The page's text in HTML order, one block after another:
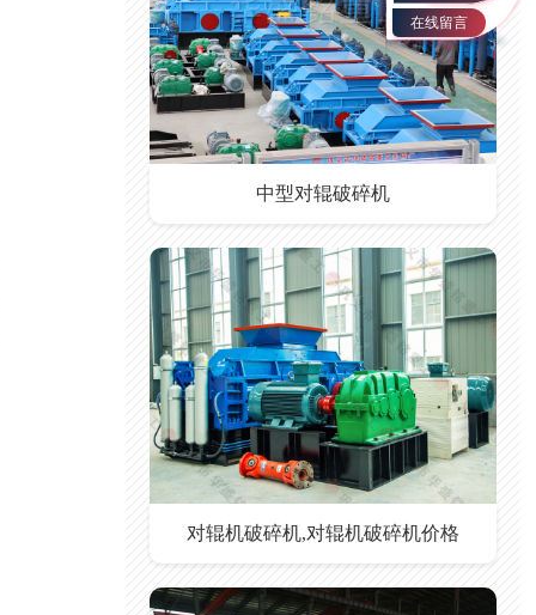
中型对辊破碎机
对辊机破碎机,对辊机破碎机价格
在线留言